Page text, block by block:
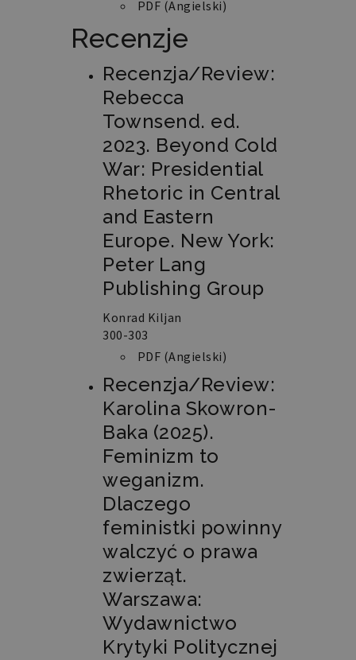
PDF (Angielski)
Recenzje
Recenzja/Review:
Rebecca
Townsend. ed.
2023. Beyond Cold
War: Presidential
Rhetoric in Central
and Eastern
Europe. New York:
Peter Lang
Publishing Group
Konrad Kiljan
300-303
PDF (Angielski)
Recenzja/Review:
Karolina Skowron-
Baka (2025).
Feminizm to
weganizm.
Dlaczego
feministki powinny
walczyć o prawa
zwierząt.
Warszawa:
Wydawnictwo
Krytyki Politycznej